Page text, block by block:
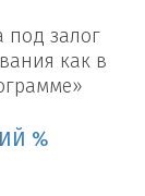
под залог
как в
%